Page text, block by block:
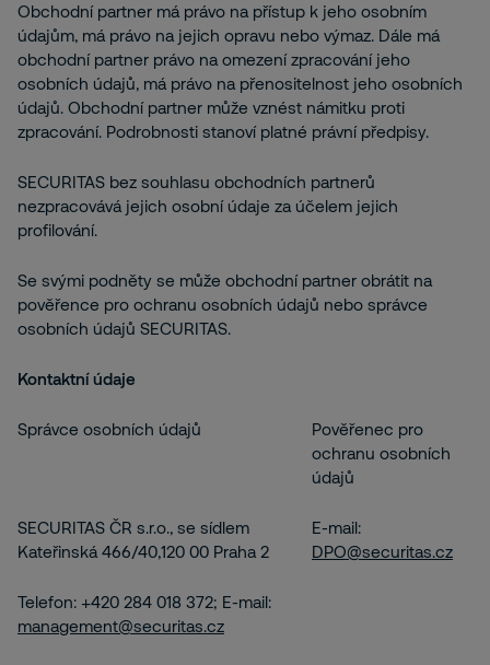
Obchodní partner má právo na přístup k jeho osobním
údajům, má právo na jejich opravu nebo výmaz. Dále má
obchodní partner právo na omezení zpracování jeho
osobních údajů, má právo na přenositelnost jeho osobních
údajů. Obchodní partner může vznést námitku proti
zpracování. Podrobnosti stanoví platné právní předpisy.
SECURITAS bez souhlasu obchodních partnerů
nezpracovává jejich osobní údaje za účelem jejich
profilování.
Se svými podněty se může obchodní partner obrátit na
pověřence pro ochranu osobních údajů nebo správce
osobních údajů SECURITAS.
Kontaktní údaje
Správce osobních údajů
Pověřenec pro
ochranu osobních
údajů
SECURITAS ČR s.r.o., se sídlem
Kateřinská 466/40,120 00 Praha 2
Telefon: +420 284 018 372; E-mail:
management@securitas.cz
E-mail:
DPO@securitas.cz